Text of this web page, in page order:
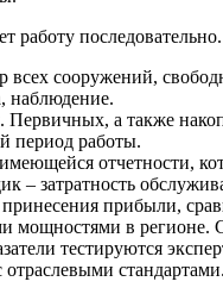
работу
всех сооружений,
наблюдение.
Первичных, а также
период работы.
отчетности,
– затратность
прибыли,
мощностями в регионе.
тестируются
отраслевыми стандартами.